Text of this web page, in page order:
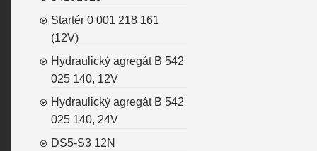
Startér 0 001 218 161
(12V)
Hydraulický agregát B 542
025 140, 12V
Hydraulický agregát B 542
025 140, 24V
DS5-S3 12N